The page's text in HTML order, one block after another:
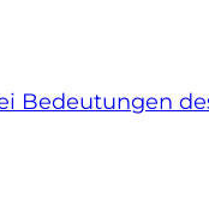
Bedeutungen